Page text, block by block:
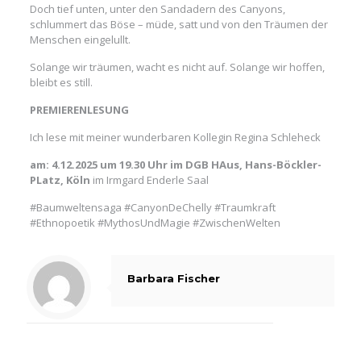
Doch tief unten, unter den Sandadern des Canyons,
schlummert das Böse – müde, satt und von den Träumen der
Menschen eingelullt.
Solange wir träumen, wacht es nicht auf. Solange wir hoffen,
bleibt es still.
PREMIERENLESUNG
Ich lese mit meiner wunderbaren Kollegin Regina Schleheck
am: 4.12.2025 um 19.30 Uhr im DGB HAus, Hans-Böckler-
PLatz, Köln im Irmgard Enderle Saal
#Baumweltensaga #CanyonDeChelly #Traumkraft
#Ethnopoetik #MythosUndMagie #ZwischenWelten
Barbara Fischer